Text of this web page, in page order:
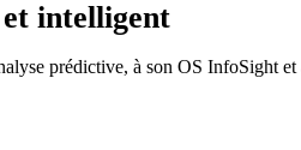
intelligent
prédictive, à son OS InfoSight